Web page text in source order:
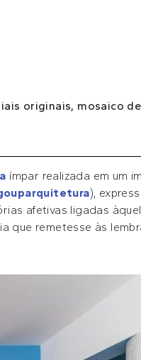
originais, mosaico
ímpar realizada em um
),
afetivas ligadas
que remetesse às